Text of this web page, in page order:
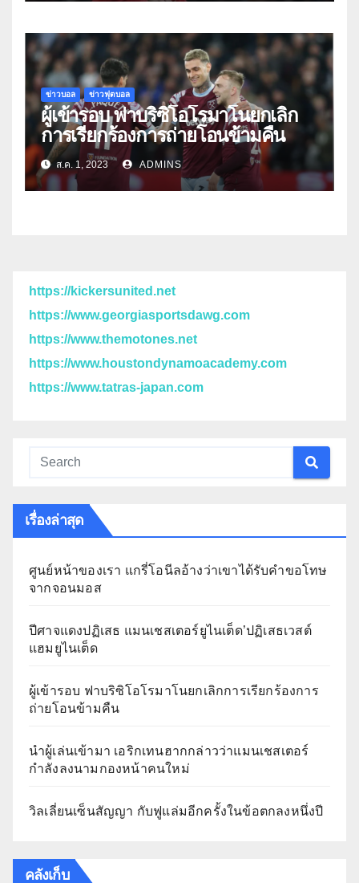
ข่าวบอล ข่าวฟุตบอล
ผู้เข้ารอบ ฟาบริซิโอโรมาโนยกเลิก
การเรียกร้องการถ่ายโอนข้ามคืน
ส.ค. 1, 2023 ADMINS
https://kickersunited.net
https://www.georgiasportsdawg.com
https://www.themotones.net
https://www.houstondynamoacademy.com
https://www.tatras-japan.com
เรื่องล่าสุด
ศูนย์หน้าของเรา แกรี่โอนีลอ้างว่าเขาได้รับคำขอโทษ
จากจอนมอส
ปีศาจแดงปฏิเสธ แมนเชสเตอร์ยูไนเต็ด’ปฏิเสธเวสต์
แฮมยูไนเต็ด
ผู้เข้ารอบ ฟาบริซิโอโรมาโนยกเลิกการเรียกร้องการ
ถ่ายโอนข้ามคืน
นำผู้เล่นเข้ามา เอริกเทนฮากกล่าวว่าแมนเชสเตอร์
กำลังลงนามกองหน้าคนใหม่
วิลเลี่ยนเซ็นสัญญา กับฟูแล่มอีกครั้งในข้อตกลงหนึ่งปี
คลังเก็บ